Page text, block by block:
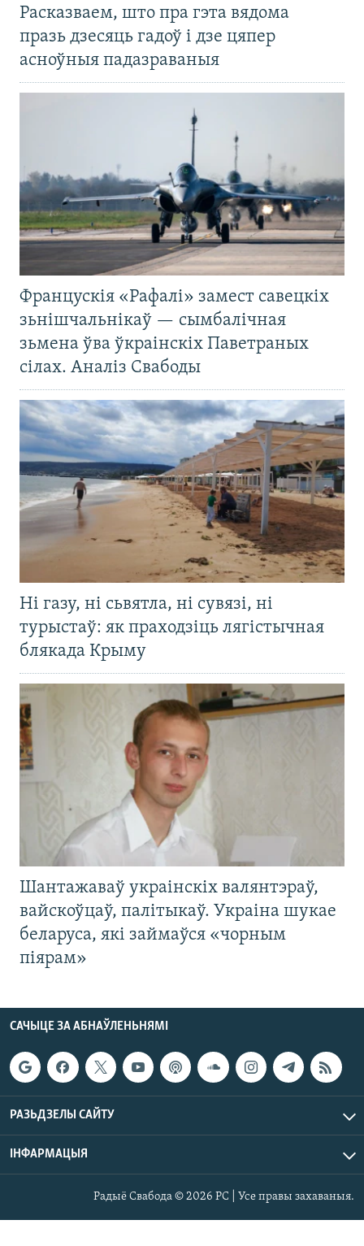
Расказваем, што пра гэта вядома
празь дзесяць гадоў і дзе цяпер
асноўныя падазраваныя
Францускія «Рафалі» замест савецкіх
зьнішчальнікаў — сымбалічная
зьмена ўва ўкраінскіх Паветраных
сілах. Аналіз Свабоды
Ні газу, ні сьвятла, ні сувязі, ні
турыстаў: як праходзіць лягістычная
блякада Крыму
Шантажаваў украінскіх валянтэраў,
вайскоўцаў, палітыкаў. Украіна шукае
беларуса, які займаўся «чорным
піярам»
САЧЫЦЕ ЗА АБНАЎЛЕНЬНЯМІ
РАЗЬДЗЕЛЫ САЙТУ
ІНФАРМАЦЫЯ
Радыё Свабода © 2026 РС | Усе правы захаваныя.